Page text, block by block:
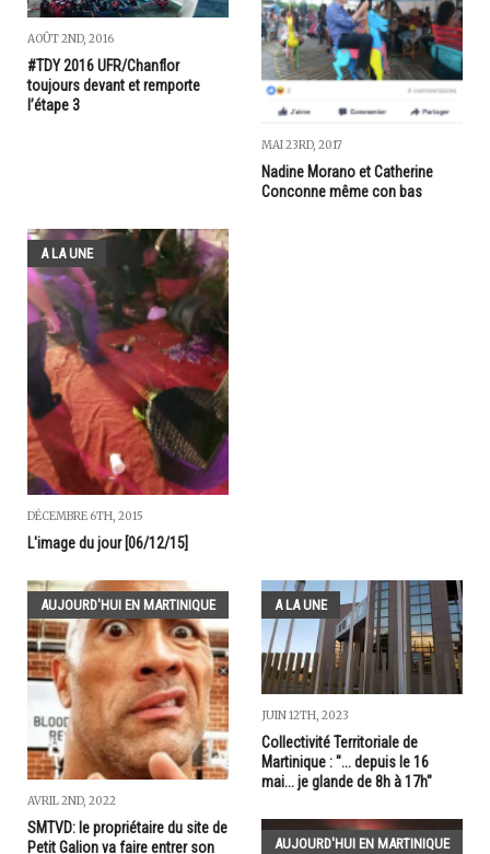
AOÛT 2ND, 2016
#TDY 2016 UFR/Chanflor
toujours devant et remporte
l’étape 3
MAI 23RD, 2017
Nadine Morano et Catherine
Conconne même con bas
A LA UNE
DÉCEMBRE 6TH, 2015
L'image du jour [06/12/15]
AUJOURD'HUI EN MARTINIQUE
AVRIL 2ND, 2022
SMTVD: le propriétaire du site de
Petit Galion va faire entrer son
A LA UNE
JUIN 12TH, 2023
Collectivité Territoriale de
Martinique : "... depuis le 16
mai... je glande de 8h à 17h"
AUJOURD'HUI EN MARTINIQUE